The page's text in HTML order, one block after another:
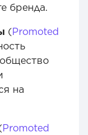
бренда.
(Promoted
на
Promoted